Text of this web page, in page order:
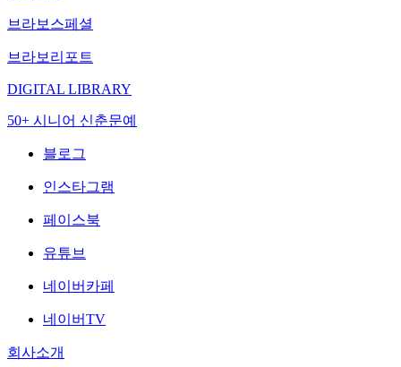
브라보스페셜
브라보리포트
DIGITAL LIBRARY
50+ 시니어 신춘문예
블로그
인스타그램
페이스북
유튜브
네이버카페
네이버TV
회사소개